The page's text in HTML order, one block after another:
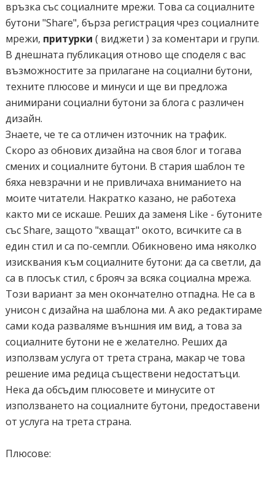
връзка със социалните мрежи. Това са социалните
бутони "Share", бърза регистрация чрез социалните
мрежи, притурки ( виджети ) за коментари и групи.
В днешната публикация отново ще споделя с вас
възможностите за прилагане на социални бутони,
техните плюсове и минуси и ще ви предложа
анимирани социални бутони за блога с различен
дизайн.
Знаете, че те са отличен източник на трафик.
Скоро аз обнових дизайна на своя блог и тогава
смених и социалните бутони. В стария шаблон те
бяха невзрачни и не привличаха вниманието на
моите читатели. Накратко казано, не работеха
както ми се искаше. Реших да заменя Like - бутоните
със Share, защото "хващат" окото, всичките са в
един стил и са по-семпли. Обикновено има няколко
изисквания към социалните бутони: да са светли, да
са в плосък стил, с брояч за всяка социална мрежа.
Този вариант за мен окончателно отпадна. Не са в
унисон с дизайна на шаблона ми. А ако редактираме
сами кода разваляме външния им вид, а това за
социалните бутони не е желателно. Реших да
използвам услуга от трета страна, макар че това
решение има редица съществени недостатъци.
Нека да обсъдим плюсовете и минусите от
използването на социалните бутони, предоставени
от услуга на трета страна.
Плюсове: